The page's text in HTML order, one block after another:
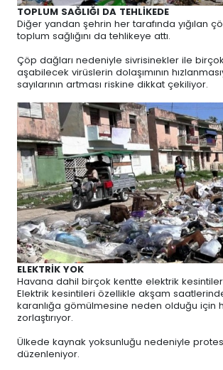
TOPLUM SAĞLIĞI DA TEHLİKEDE
Diğer yandan şehrin her tarafında yığılan
toplum sağlığını da tehlikeye attı.
Çöp dağları nedeniyle sivrisinekler ile
aşabilecek virüslerin dolaşımının
sayılarının artması riskine dikkat çekiliyor.
ELEKTRİK YOK
Havana dahil birçok kentte elektrik
Elektrik kesintileri özellikle akşam
karanlığa gömülmesine neden olduğu için
zorlaştırıyor.
Ülkede kaynak yoksunluğu nedeniyle
düzenleniyor.